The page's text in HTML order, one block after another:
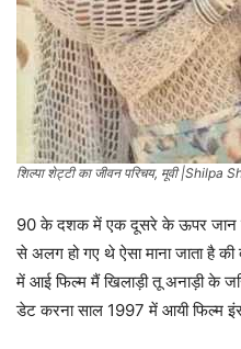
शिल्पा शेट्टी का जीवन परिचय, मूवी
90 के दशक में एक दूसरे के ऊपर जान
से अलग हो गए थे ऐसा माना जाता है
में आई फिल्म मैं खिलाड़ी तू अनाड़ी के
डेट करना साल 1997 में आयी फिल्म